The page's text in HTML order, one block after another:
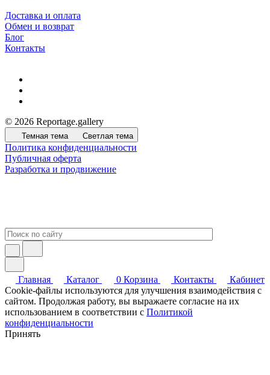
Доставка и оплата
Обмен и возврат
Блог
Контакты
© 2026 Reportage.gallery
Темная тема Светлая тема
Политика конфиденциальности
Публичная оферта
Разработка и продвижение
Главная Каталог 0 Корзина Контакты
Кабинет
Cookie-файлы используются для улучшения взаимодействия с
сайтом. Продолжая работу, вы выражаете согласие на их
использованием в соответствии с Политикой
конфиденциальности
Принять